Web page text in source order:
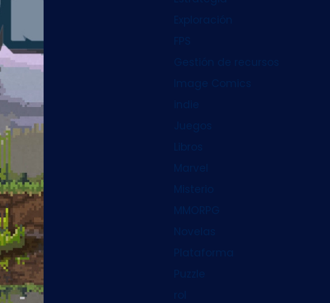
Exploración
Gestión de recursos
Image Comics
Juegos
Libros
Marvel
Misterio
MMORPG
Novelas
Plataforma
rol